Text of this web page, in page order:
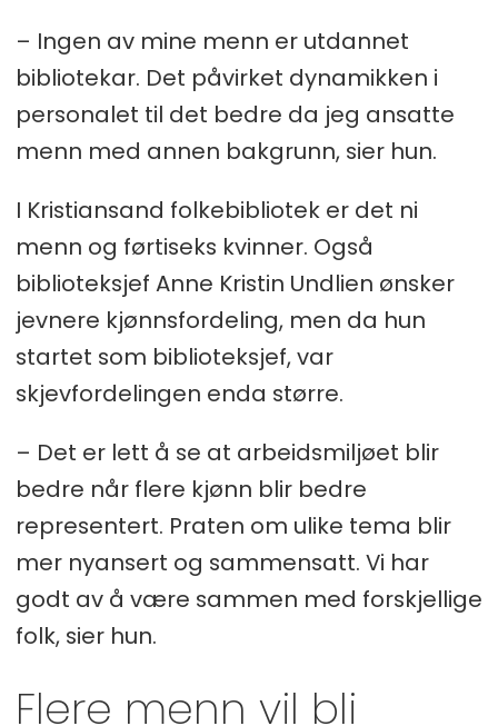
– Ingen av mine menn er utdannet
bibliotekar. Det påvirket dynamikken i
personalet til det bedre da jeg ansatte
menn med annen bakgrunn, sier hun.
I Kristiansand folkebibliotek er det ni
menn og førtiseks kvinner. Også
biblioteksjef Anne Kristin Undlien ønsker
jevnere kjønnsfordeling, men da hun
startet som biblioteksjef, var
skjevfordelingen enda større.
– Det er lett å se at arbeidsmiljøet blir
bedre når flere kjønn blir bedre
representert. Praten om ulike tema blir
mer nyansert og sammensatt. Vi har
godt av å være sammen med forskjellige
folk, sier hun.
Flere menn vil bli